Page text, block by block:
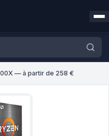
— à partir de 258 €